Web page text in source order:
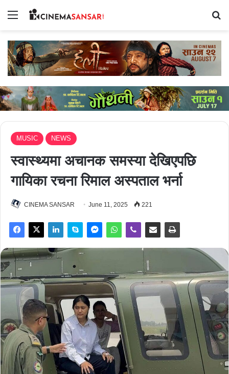
Menu
MUSIC NEWS
स्वास्थ्यमा अचानक समस्या देखिएपछि
गायिका रचना रिमाल अस्पताल भर्ना
CINEMA SANSAR June 11, 2025 221